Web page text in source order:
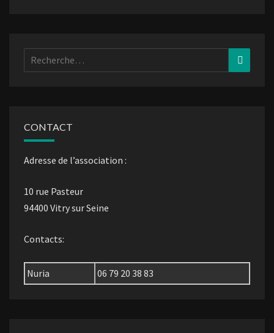
Rechercher :
CONTACT
Adresse de l’association :
10 rue Pasteur
94400 Vitry sur Seine
Contacts:
Nuria 06 79 20 38 83